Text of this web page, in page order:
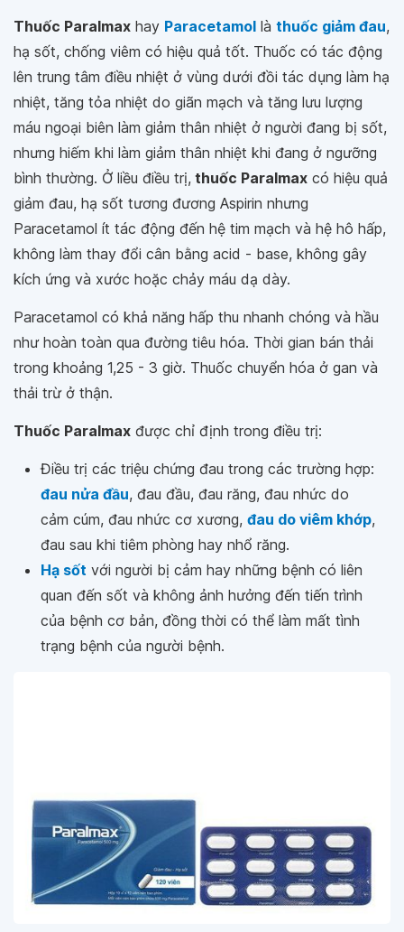
Thuốc Paralmax hay Paracetamol là thuốc giảm đau,
hạ sốt, chống viêm có hiệu quả tốt. Thuốc có tác động
lên trung tâm điều nhiệt ở vùng dưới đồi tác dụng làm hạ
nhiệt, tăng tỏa nhiệt do giãn mạch và tăng lưu lượng
máu ngoại biên làm giảm thân nhiệt ở người đang bị sốt,
nhưng hiếm khi làm giảm thân nhiệt khi đang ở ngưỡng
bình thường. Ở liều điều trị, thuốc Paralmax có hiệu quả
giảm đau, hạ sốt tương đương Aspirin nhưng
Paracetamol ít tác động đến hệ tim mạch và hệ hô hấp,
không làm thay đổi cân bằng acid - base, không gây
kích ứng và xước hoặc chảy máu dạ dày.
Paracetamol có khả năng hấp thu nhanh chóng và hầu
như hoàn toàn qua đường tiêu hóa. Thời gian bán thải
trong khoảng 1,25 - 3 giờ. Thuốc chuyển hóa ở gan và
thải trừ ở thận.
Thuốc Paralmax được chỉ định trong điều trị:
Điều trị các triệu chứng đau trong các trường hợp:
đau nửa đầu, đau đầu, đau răng, đau nhức do
cảm cúm, đau nhức cơ xương, đau do viêm khớp,
đau sau khi tiêm phòng hay nhổ răng.
Hạ sốt với người bị cảm hay những bệnh có liên
quan đến sốt và không ảnh hưởng đến tiến trình
của bệnh cơ bản, đồng thời có thể làm mất tình
trạng bệnh của người bệnh.